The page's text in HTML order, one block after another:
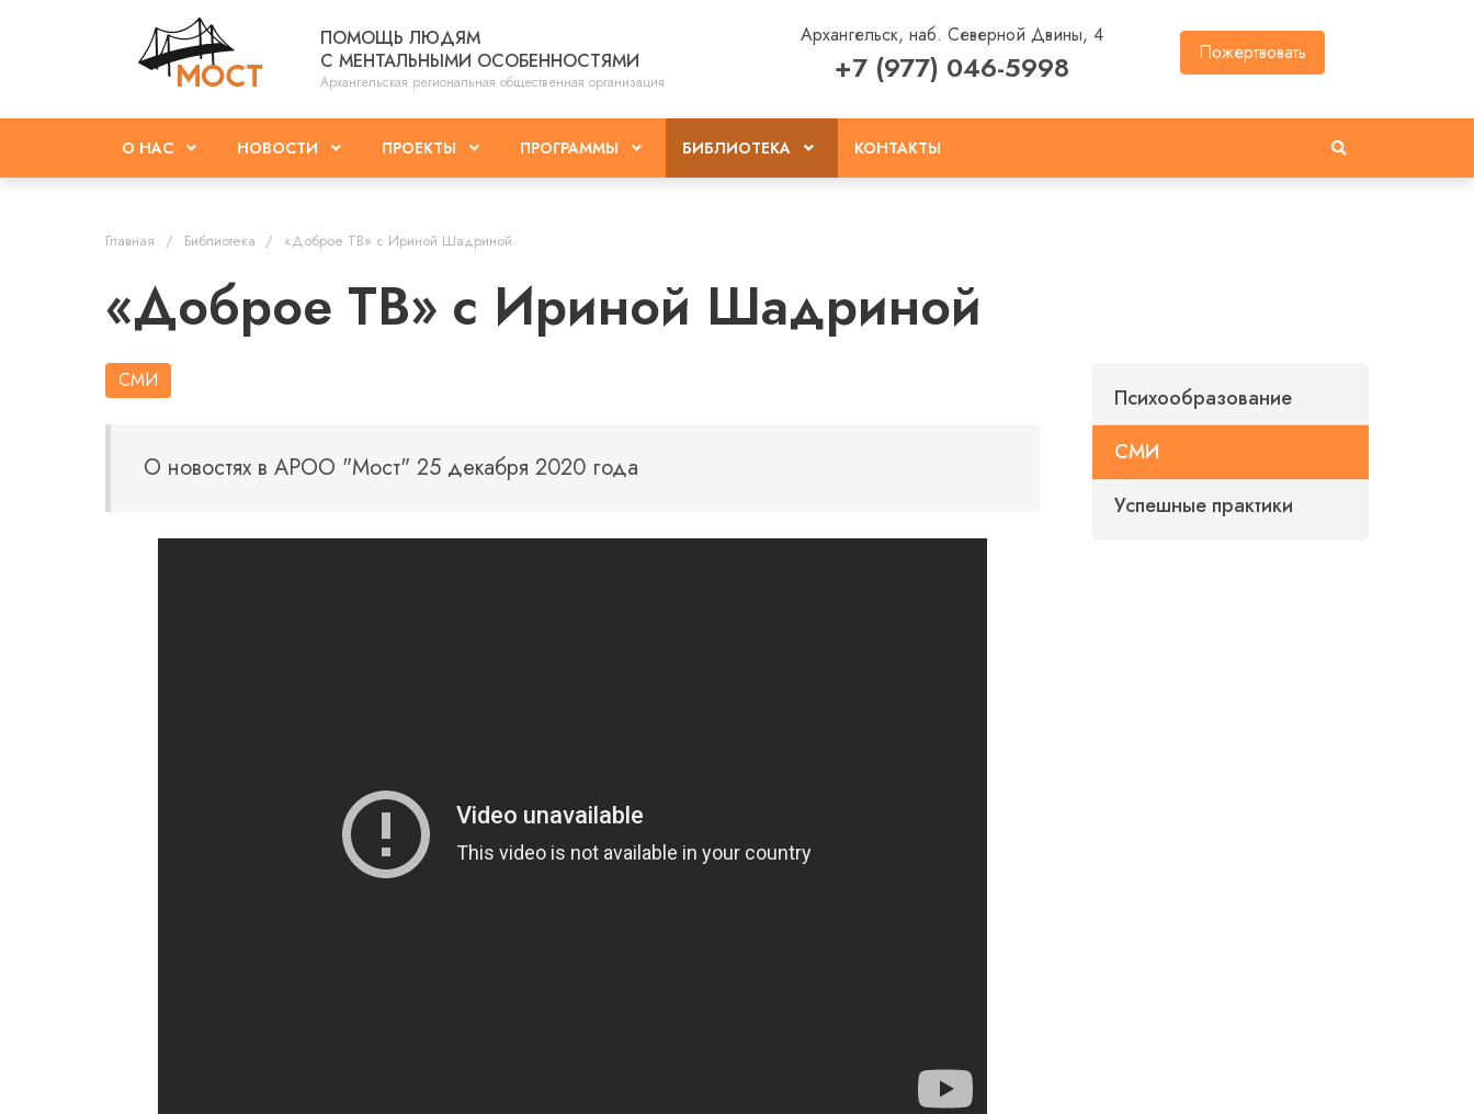
ПОМОЩЬ ЛЮДЯМ
С МЕНТАЛЬНЫМИ ОСОБЕННОСТЯМИ
Архангельская региональная общественная организация
Архангельск, наб. Северной Двины, 4
+7 (977) 046-5998 Пожертвовать
О НАС НОВОСТИ ПРОЕКТЫ ПРОГРАММЫ БИБЛИОТЕКА КОНТАКТЫ
Главная Библиотека «Доброе ТВ» с Ириной Шадриной
«Доброе ТВ» с Ириной Шадриной
СМИ
О новостях в АРОО "Мост" 25 декабря 2020 года
Психообразование
СМИ
Успешные практики